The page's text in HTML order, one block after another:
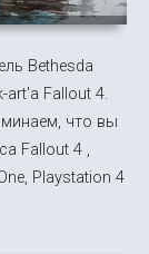
Bethesda
art'а Fallout 4.
что вы
Fallout 4 ,
Playstation 4